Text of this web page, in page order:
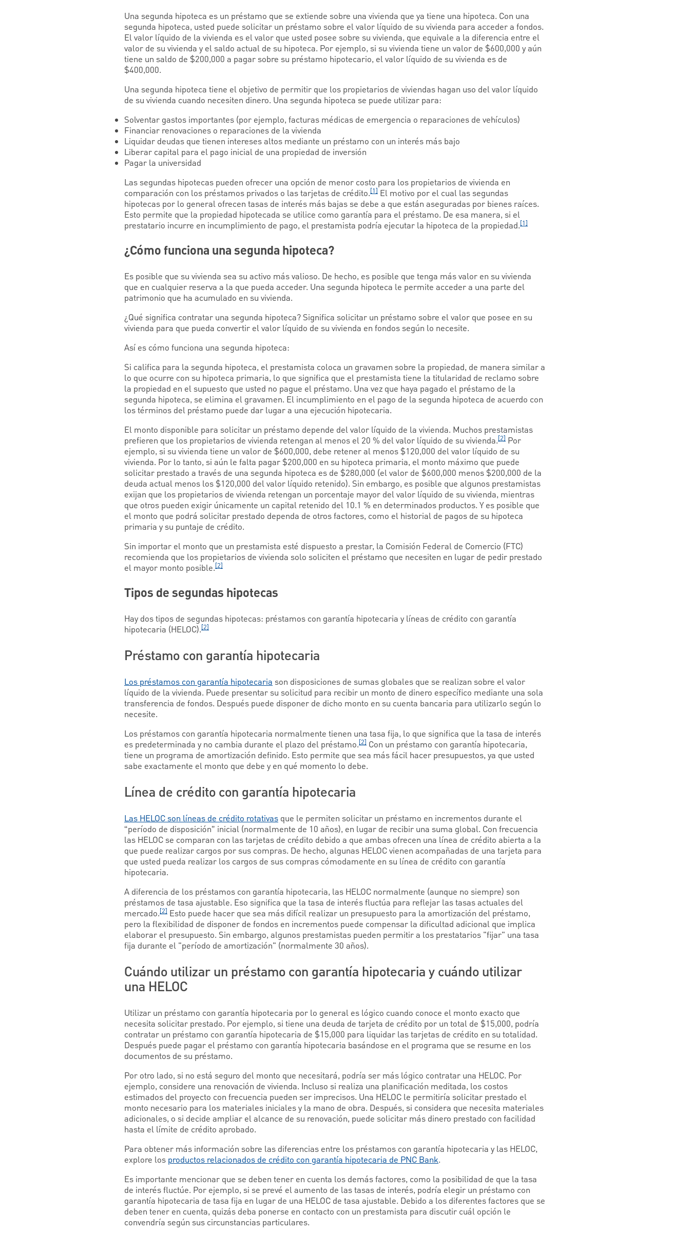
Una segunda hipoteca es un préstamo que se extiende sobre una vivienda que ya tiene una hipoteca. Con una
segunda hipoteca, usted puede solicitar un préstamo sobre el valor líquido de su vivienda para acceder a fondos.
El valor líquido de la vivienda es el valor que usted posee sobre su vivienda, que equivale a la diferencia entre el
valor de su vivienda y el saldo actual de su hipoteca. Por ejemplo, si su vivienda tiene un valor de $600,000 y aún
tiene un saldo de $200,000 a pagar sobre su préstamo hipotecario, el valor líquido de su vivienda es de
$400,000.
Una segunda hipoteca tiene el objetivo de permitir que los propietarios de viviendas hagan uso del valor líquido
de su vivienda cuando necesiten dinero. Una segunda hipoteca se puede utilizar para:
Solventar gastos importantes (por ejemplo, facturas médicas de emergencia o reparaciones de vehículos)
Financiar renovaciones o reparaciones de la vivienda
Liquidar deudas que tienen intereses altos mediante un préstamo con un interés más bajo
Liberar capital para el pago inicial de una propiedad de inversión
Pagar la universidad
Las segundas hipotecas pueden ofrecer una opción de menor costo para los propietarios de vivienda en
comparación con los préstamos privados o las tarjetas de crédito.[1] El motivo por el cual las segundas
hipotecas por lo general ofrecen tasas de interés más bajas se debe a que están aseguradas por bienes raíces.
Esto permite que la propiedad hipotecada se utilice como garantía para el préstamo. De esa manera, si el
prestatario incurre en incumplimiento de pago, el prestamista podría ejecutar la hipoteca de la propiedad.[1]
¿Cómo funciona una segunda hipoteca?
Es posible que su vivienda sea su activo más valioso. De hecho, es posible que tenga más valor en su vivienda
que en cualquier reserva a la que pueda acceder. Una segunda hipoteca le permite acceder a una parte del
patrimonio que ha acumulado en su vivienda.
¿Qué significa contratar una segunda hipoteca? Significa solicitar un préstamo sobre el valor que posee en su
vivienda para que pueda convertir el valor líquido de su vivienda en fondos según lo necesite.
Así es cómo funciona una segunda hipoteca:
Si califica para la segunda hipoteca, el prestamista coloca un gravamen sobre la propiedad, de manera similar a
lo que ocurre con su hipoteca primaria, lo que significa que el prestamista tiene la titularidad de reclamo sobre
la propiedad en el supuesto que usted no pague el préstamo. Una vez que haya pagado el préstamo de la
segunda hipoteca, se elimina el gravamen. El incumplimiento en el pago de la segunda hipoteca de acuerdo con
los términos del préstamo puede dar lugar a una ejecución hipotecaria.
El monto disponible para solicitar un préstamo depende del valor líquido de la vivienda. Muchos prestamistas
prefieren que los propietarios de vivienda retengan al menos el 20 % del valor líquido de su vivienda.[2] Por
ejemplo, si su vivienda tiene un valor de $600,000, debe retener al menos $120,000 del valor líquido de su
vivienda. Por lo tanto, si aún le falta pagar $200,000 en su hipoteca primaria, el monto máximo que puede
solicitar prestado a través de una segunda hipoteca es de $280,000 (el valor de $600,000 menos $200,000 de la
deuda actual menos los $120,000 del valor líquido retenido). Sin embargo, es posible que algunos prestamistas
exijan que los propietarios de vivienda retengan un porcentaje mayor del valor líquido de su vivienda, mientras
que otros pueden exigir únicamente un capital retenido del 10.1 % en determinados productos. Y es posible que
el monto que podrá solicitar prestado dependa de otros factores, como el historial de pagos de su hipoteca
primaria y su puntaje de crédito.
Sin importar el monto que un prestamista esté dispuesto a prestar, la Comisión Federal de Comercio (FTC)
recomienda que los propietarios de vivienda solo soliciten el préstamo que necesiten en lugar de pedir prestado
el mayor monto posible.[2]
Tipos de segundas hipotecas
Hay dos tipos de segundas hipotecas: préstamos con garantía hipotecaria y líneas de crédito con garantía
hipotecaria (HELOC).[2]
Préstamo con garantía hipotecaria
Los préstamos con garantía hipotecariason disposiciones de sumas globales que se realizan sobre el valor
líquido de la vivienda. Puede presentar su solicitud para recibir un monto de dinero específico mediante una sola
transferencia de fondos. Después puede disponer de dicho monto en su cuenta bancaria para utilizarlo según lo
necesite.
Los préstamos con garantía hipotecaria normalmente tienen una tasa fija, lo que significa que la tasa de interés
es predeterminada y no cambia durante el plazo del préstamo.[2] Con un préstamo con garantía hipotecaria,
tiene un programa de amortización definido. Esto permite que sea más fácil hacer presupuestos, ya que usted
sabe exactamente el monto que debe y en qué momento lo debe.
Línea de crédito con garantía hipotecaria
Las HELOC son líneas de crédito rotativas que le permiten solicitar un préstamo en incrementos durante el
“período de disposición” inicial (normalmente de 10 años), en lugar de recibir una suma global. Con frecuencia
las HELOC se comparan con las tarjetas de crédito debido a que ambas ofrecen una línea de crédito abierta a la
que puede realizar cargos por sus compras. De hecho, algunas HELOC vienen acompañadas de una tarjeta para
que usted pueda realizar los cargos de sus compras cómodamente en su línea de crédito con garantía
hipotecaria.
A diferencia de los préstamos con garantía hipotecaria, las HELOC normalmente (aunque no siempre) son
préstamos de tasa ajustable. Eso significa que la tasa de interés fluctúa para reflejar las tasas actuales del
mercado.[2] Esto puede hacer que sea más difícil realizar un presupuesto para la amortización del préstamo,
pero la flexibilidad de disponer de fondos en incrementos puede compensar la dificultad adicional que implica
elaborar el presupuesto. Sin embargo, algunos prestamistas pueden permitir a los prestatarios "fijar" una tasa
fija durante el "período de amortización" (normalmente 30 años).
Cuándo utilizar un préstamo con garantía hipotecaria y cuándo utilizar
una HELOC
Utilizar un préstamo con garantía hipotecaria por lo general es lógico cuando conoce el monto exacto que
necesita solicitar prestado. Por ejemplo, si tiene una deuda de tarjeta de crédito por un total de $15,000, podría
contratar un préstamo con garantía hipotecaria de $15,000 para liquidar las tarjetas de crédito en su totalidad.
Después puede pagar el préstamo con garantía hipotecaria basándose en el programa que se resume en los
documentos de su préstamo.
Por otro lado, si no está seguro del monto que necesitará, podría ser más lógico contratar una HELOC. Por
ejemplo, considere una renovación de vivienda. Incluso si realiza una planificación meditada, los costos
estimados del proyecto con frecuencia pueden ser imprecisos. Una HELOC le permitiría solicitar prestado el
monto necesario para los materiales iniciales y la mano de obra. Después, si considera que necesita materiales
adicionales, o si decide ampliar el alcance de su renovación, puede solicitar más dinero prestado con facilidad
hasta el límite de crédito aprobado.
Para obtener más información sobre las diferencias entre los préstamos con garantía hipotecaria y las HELOC,
explore los productos relacionados de crédito con garantía hipotecaria de PNC Bank.
Es importante mencionar que se deben tener en cuenta los demás factores, como la posibilidad de que la tasa
de interés fluctúe. Por ejemplo, si se prevé el aumento de las tasas de interés, podría elegir un préstamo con
garantía hipotecaria de tasa fija en lugar de una HELOC de tasa ajustable. Debido a los diferentes factores que se
deben tener en cuenta, quizás deba ponerse en contacto con un prestamista para discutir cuál opción le
convendría según sus circunstancias particulares.